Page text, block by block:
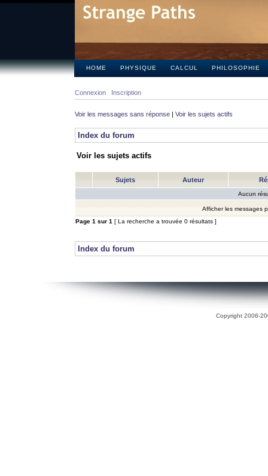
HOME PHYSIQUE CALCUL PHILOSOPHIE
Connexion Inscription
Voir les messages sans réponse | Voir les sujets actifs
Index du forum
Voir les sujets actifs
Sujets Auteur
Aucun
Afficher les messages
Page 1 sur 1 [ La recherche a trouvée 0 résultats ]
Index du forum
Copyright 2006-